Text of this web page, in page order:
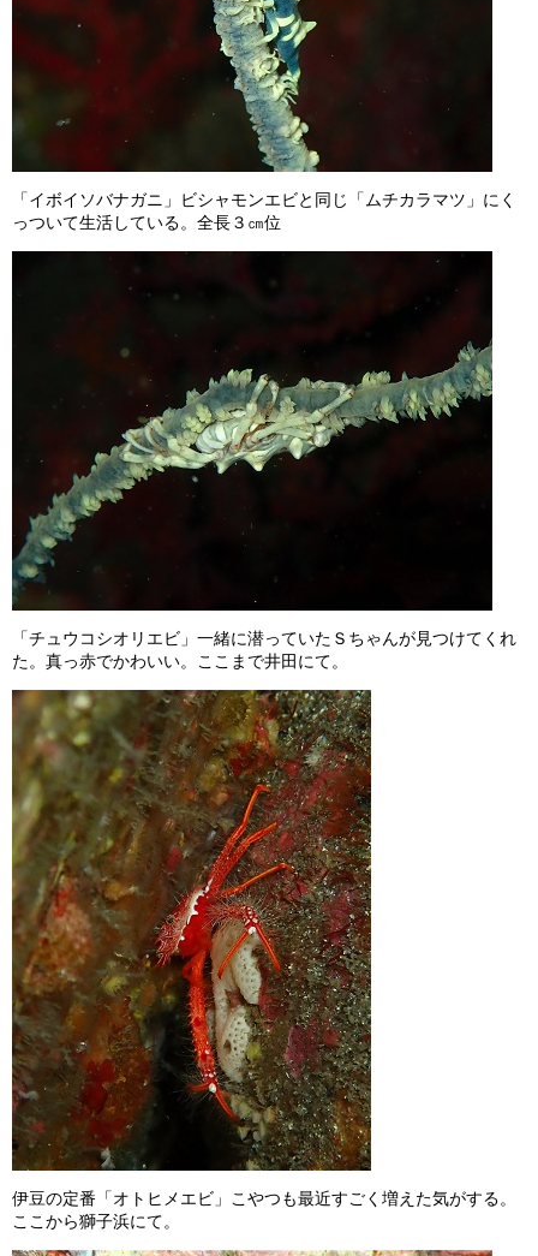
「イボイソバナガニ」ビシャモンエビと同じ「ムチカラマツ」にく
っついて生活している。全長３㎝位
「チュウコシオリエビ」一緒に潜っていたＳちゃんが見つけてくれ
た。真っ赤でかわいい。ここまで井田にて。
伊豆の定番「オトヒメエビ」こやつも最近すごく増えた気がする。
ここから獅子浜にて。